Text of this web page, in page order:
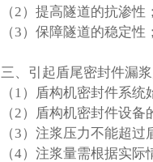
（2）提高隧道的抗渗性
（3）保障隧道的稳定性
三、引起盾尾密封件漏
（1）
盾构机密封件系统
（2）盾构机密封件设
（3）注浆压力不能超
（4）注浆量需根据实际